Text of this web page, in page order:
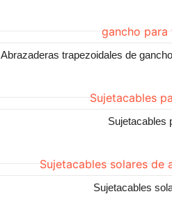
Abrazaderas trapezoidales de
Sujetacables
Sujetacables